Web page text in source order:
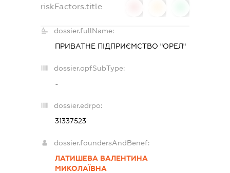
riskFactors.title
dossier.fullName:
ПРИВАТНЕ ПІДПРИЄМСТВО "ОРЕЛ"
dossier.opfSubType:
-
dossier.edrpo:
31337523
dossier.foundersAndBenef:
ЛАТИШЕВА ВАЛЕНТИНА
МИКОЛАЇВНА